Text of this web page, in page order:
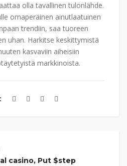
olla tavallinen tulonlähde.
omaperäinen ainutlaatuinen
trendiin, saa tuoreen
uhan. Harkitse keskittymistä
kasvaviin aiheisiin
markkinoista.
casino, Put $step